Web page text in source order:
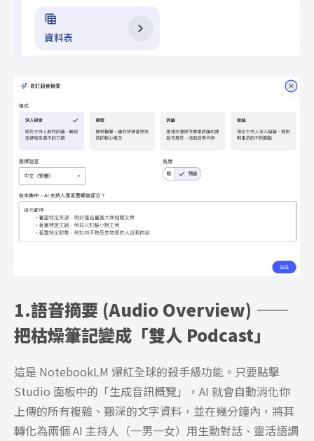
1.語音摘要 (Audio Overview) ——
把枯燥筆記變成「雙人 Podcast」
這是 NotebookLM 爆紅全球的殺手級功能。只要點擊
Studio 面板中的「生成音訊概覽」，AI 就會自動消化你
上傳的所有複雜、艱深的文字資料，並在幾分鐘內，將其
轉化為兩個 AI 主持人（一男一女）用生動對話、靈活語調